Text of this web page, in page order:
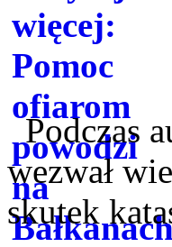
Podczas
wezwał
skutek